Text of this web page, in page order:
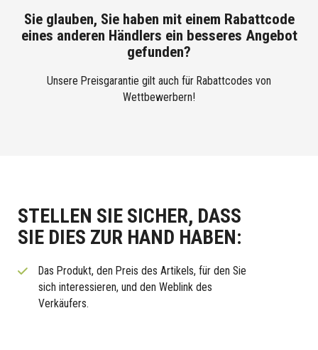
Sie glauben, Sie haben mit einem Rabattcode
eines anderen Händlers ein besseres Angebot
gefunden?
Unsere Preisgarantie gilt auch für Rabattcodes von
Wettbewerbern!
STELLEN SIE SICHER, DASS
SIE DIES ZUR HAND HABEN:
Das Produkt, den Preis des Artikels, für den Sie
sich interessieren, und den Weblink des
Verkäufers.